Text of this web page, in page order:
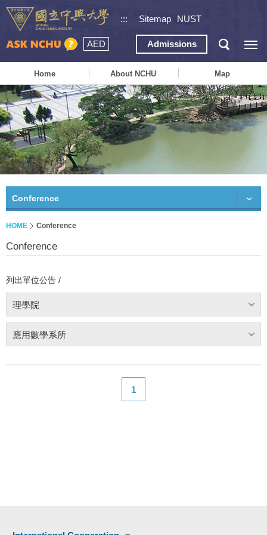
::: Sitemap NUST
AED Admissions
Home About NCHU Map
Conference
HOME Conference
Conference
列出單位公告 /
理學院
應用數學系所
1